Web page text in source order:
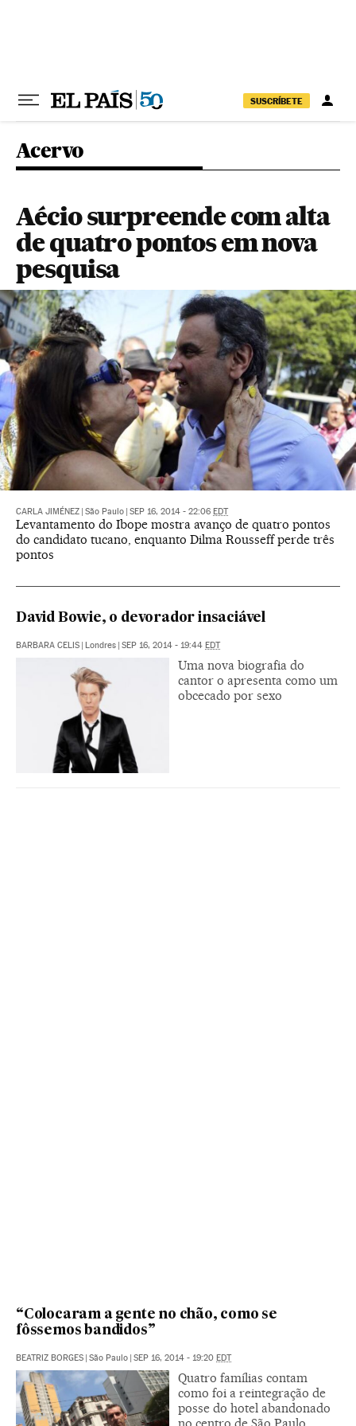
SUSCRÍBETE
Acervo
Aécio surpreende com alta
de quatro pontos em nova
pesquisa
CARLA JIMÉNEZ São Paulo SEP 16, 2014 - 22:06 EDT
Levantamento do Ibope mostra avanço de quatro pontos
do candidato tucano, enquanto Dilma Rousseff perde três
pontos
David Bowie, o devorador insaciável
BARBARA CELIS Londres SEP 16, 2014 - 19:44 EDT
Uma nova biografia do
cantor o apresenta como um
obcecado por sexo
“Colocaram a gente no chão, como se
fôssemos bandidos”
BEATRIZ BORGES São Paulo SEP 16, 2014 - 19:20 EDT
Quatro famílias contam
como foi a reintegração de
posse do hotel abandonado